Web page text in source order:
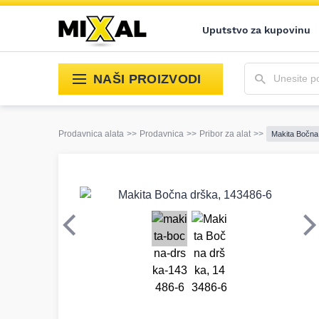
Uputstvo za kupovinu
NAŠI PROIZVODI
Prodavnica alata >> Prodavnica >> Pribor za alat >> Makita
Prethodni